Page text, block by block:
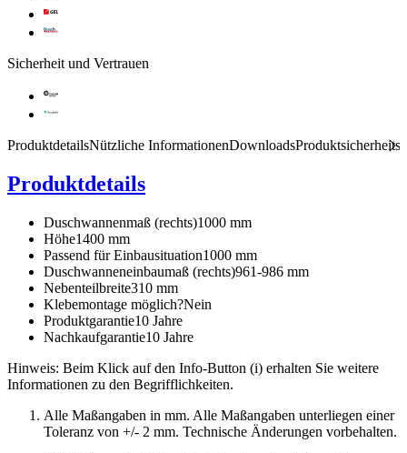
Sicherheit und Vertrauen
Produktdetails
Produktdetails
Duschwannenmaß (rechts)1000 mm
Höhe1400 mm
Passend für Einbausituation1000 mm
Duschwanneneinbaumaß (rechts)961-986 mm
Nebenteilbreite310 mm
Klebemontage möglich?Nein
Produktgarantie10 Jahre
Nachkaufgarantie10 Jahre
Hinweis: Beim Klick auf den Info-Button (i) erhalten Sie weitere
Informationen zu den Begrifflichkeiten.
Nützliche InformationenDownloads
Alle Maßangaben in mm. Alle Maßangaben unterliegen einer
Toleranz von +/- 2 mm. Technische Änderungen vorbehalten.